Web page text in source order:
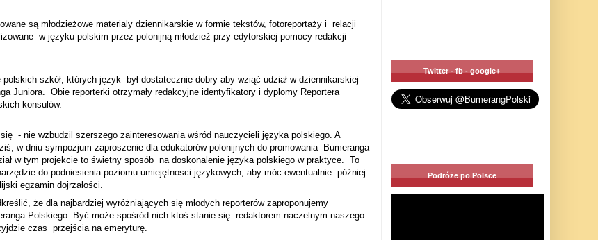
są młodzieżowe materialy dziennikarskie w formie tekstów, fotoreportaży i relacji
w języku polskim przez polonijną młodzież przy edytorskiej pomocy redakcji
polskich szkół, których język
był dostatecznie dobry aby wziąć udział w dziennikarskiej
Juniora. Obie reporterki otrzymały redakcyjne identyfikatory i dyplomy Reportera
konsulów.
- nie wzbudzil szerszego zainteresowania wśród nauczycieli języka polskiego. A
w dniu sympozjum zaproszenie dla edukatorów polonijnych do promowania
Bumeranga
w tym projekcie to świetny sposób na doskonalenie języka polskiego w praktyce. To
do podniesienia poziomu umiejętnosci językowych, aby móc ewentualnie później
egzamin dojrzałości.
że dla najbardziej wyróżniających się młodych reporterów zaproponujemy
Polskiego. Być może spośród nich ktoś stanie się redaktorem naczelnym naszego
czas przejścia na emeryturę.
Twitter - fb - google+
Podróże po Polsce